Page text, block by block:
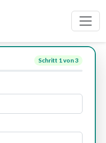
Schritt 1von 3